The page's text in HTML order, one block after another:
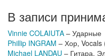
В записи
Vinnie COLAIUTA – Ударные
Phillip INGRAM – Хор, Vocals
Michael LANDAU – Гитара,